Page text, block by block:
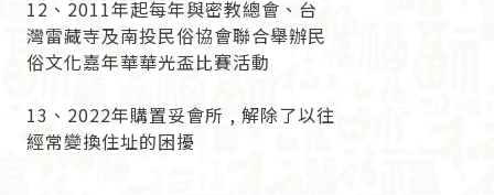
12、2011年起每年與密教總會、台
灣雷藏寺及南投民俗協會聯合舉辦民
俗文化嘉年華華光盃比賽活動
13、2022年購置妥會所 , 解除了以往
經常變換住址的困擾